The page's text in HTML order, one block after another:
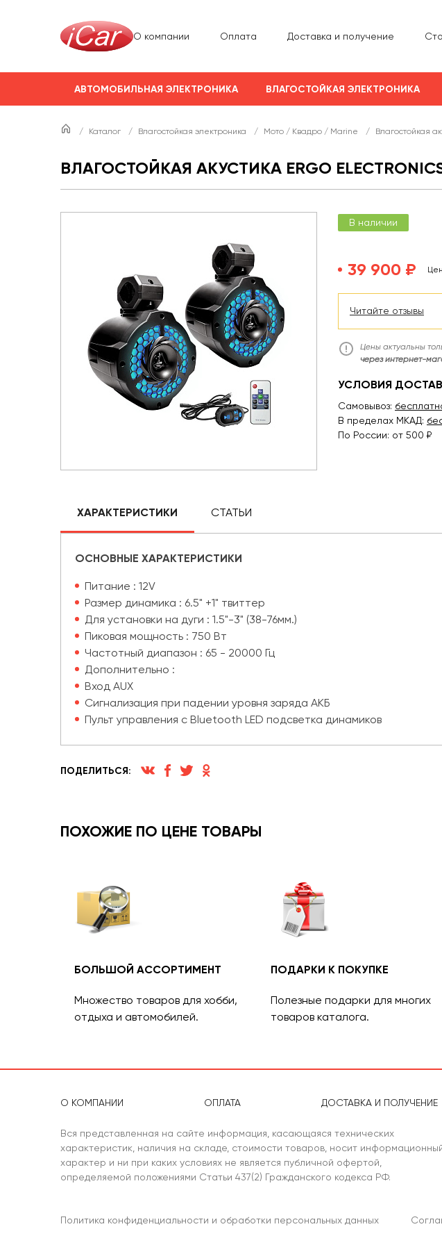
О компании Оплата Доставка и получение
АВТОМОБИЛЬНАЯ ЭЛЕКТРОНИКА ВЛАГОСТОЙКАЯ ЭЛЕКТРОНИКА
/ Каталог / Влагостойкая электроника / Мото / Квадро / Marine / Влагостойкая
ВЛАГОСТОЙКАЯ АКУСТИКА ERGO ELECTRONICS
В наличии
39 900 ₽
Читайте отзывы
Цены актуальны
через интернет-
УСЛОВИЯ
Самовывоз:
В пределах МКАД:
По России: от 500 ₽
ХАРАКТЕРИСТИКИ СТАТЬИ
ОСНОВНЫЕ ХАРАКТЕРИСТИКИ
Питание : 12V
Размер динамика : 6.5" +1" твиттер
Для установки на дуги : 1.5"-3" (38-76мм.)
Пиковая мощность : 750 Вт
Частотный диапазон : 65 - 20000 Гц
Дополнительно :
Вход AUX
Сигнализация при падении уровня заряда АКБ
Пульт управления с Bluetooth LED подсветка динамиков
ПОДЕЛИТЬСЯ:
ПОХОЖИЕ ПО ЦЕНЕ ТОВАРЫ
БОЛЬШОЙ АССОРТИМЕНТ
Множество товаров для хобби,
отдыха и автомобилей.
ПОДАРКИ К ПОКУПКЕ
Полезные подарки для многих
товаров каталога.
О КОМПАНИИ ОПЛАТА ДОСТАВКА И ПОЛУЧЕНИЕ
Вся представленная на сайте информация, касающаяся технических
характеристик, наличия на складе, стоимости товаров, носит
характер и ни при каких условиях не является публичной офертой,
определяемой положениями Статьи 437(2) Гражданского кодекса РФ.
Политика конфиденциальности и обработки персональных данных